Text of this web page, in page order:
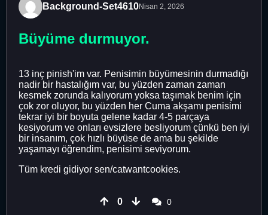
Background-Set4610Nisan 2, 2026
Büyüme durmuyor.
13 inç pinish'im var. Penisimin büyümesinin durmadığı
nadir bir hastalığım var, bu yüzden zaman zaman
kesmek zorunda kalıyorum yoksa taşımak benim için
çok zor oluyor, bu yüzden her Cuma akşamı penisimi
tekrar iyi bir boyuta gelene kadar 4-5 parçaya
kesiyorum ve onları evsizlere besliyorum çünkü ben iyi
bir insanım, çok hızlı büyüse de ama bu şekilde
yaşamayı öğrendim, penisimi seviyorum.
Tüm kredi gidiyor sen/catwantcookies.
0
0